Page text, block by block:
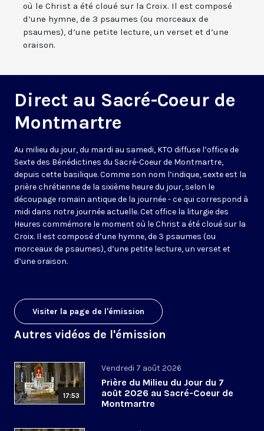
où le Christ a été cloué sur la Croix. Il est composé
d’une hymne, de 3 psaumes (ou morceaux de
psaumes), d’une petite lecture, un verset et d’une
oraison.
Direct au Sacré-Coeur de
Montmartre
Au milieu du jour, du mardi au samedi, KTO diffuse l’office de
Sexte des Bénédictines du Sacré-Coeur de Montmartre,
depuis cette basilique. Comme son nom l’indique, sexte est la
prière chrétienne de la sixième heure du jour, selon le
découpage romain antique de la journée - ce qui correspond à
midi dans notre journée actuelle. Cet office la liturgie des
Heures commémore le moment où le Christ a été cloué sur la
Croix. Il est composé d’une hymne, de 3 psaumes (ou
morceaux de psaumes), d’une petite lecture, un verset et
d’une oraison.
Visiter la page de l'émission
Autres vidéos de l'émission
17:53
Vendredi 7 août 2026
Prière du Milieu du Jour du 7
août 2026 au Sacré-Coeur de
Montmartre